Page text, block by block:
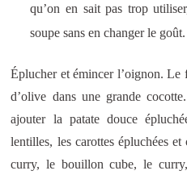
qu’on en sait pas trop
soupe sans en changer le goût.
Éplucher et émincer l’oignon. Le
d’olive dans une grande
ajouter la patate douce
lentilles, les carottes épluchées
curry, le bouillon cube, le